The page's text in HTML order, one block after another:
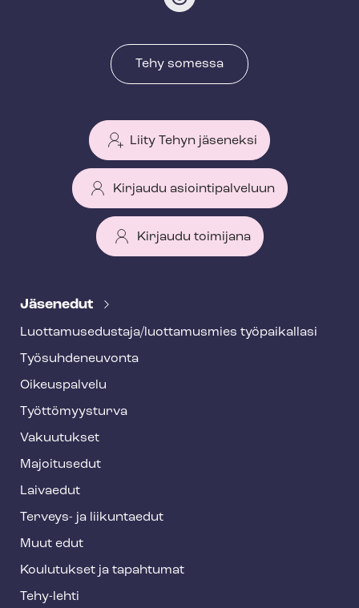
Tehy somessa
Liity Tehyn jäseneksi
Kirjaudu asiointipalveluun
Kirjaudu toimijana
e
f
o
o
t
e
Jäsenedut
Luot­ta­muse­dus­ta­ja/luottamusmies työpaikallasi
Työ­suh­de­neu­von­ta
Oikeuspalvelu
Työt­tö­myys­tur­va
Vakuutukset
Majoitusedut
Laivaedut
Terveys- ja liikuntaedut
Muut edut
Koulutukset ja tapahtumat
Tehy-lehti